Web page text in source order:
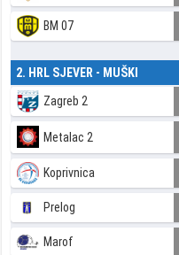
BM 07
2. HRL SJEVER - MUŠKI
Zagreb 2
Metalac 2
Koprivnica
Prelog
Marof